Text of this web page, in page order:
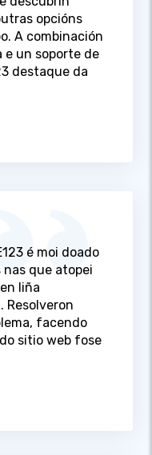
opcións
A combinación
un soporte de
destaque da
é moi doado
nas que atopei
liña
Resolveron
facendo
sitio web fose